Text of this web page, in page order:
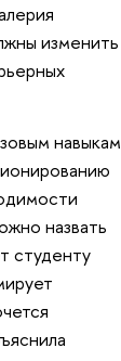
изменить
навыкам
назвать
студенту